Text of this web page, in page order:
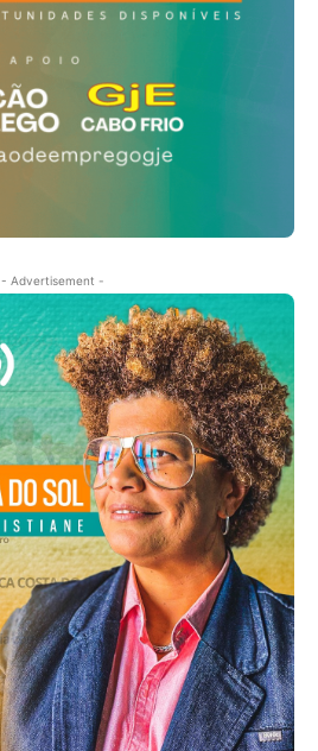
- Advertisement -